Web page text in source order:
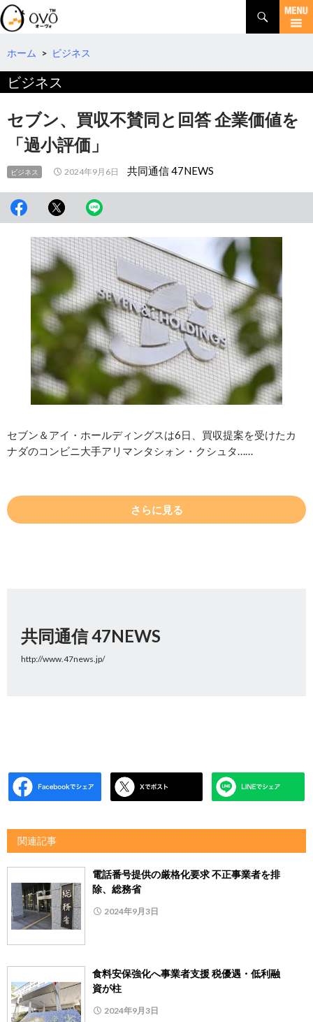
検
索
コ
テ
へ
ホーム > ビジネス
ビジネス
セブン、買収不賛同と回答 企業価値を
「過小評価」
ビジネス 2024年9月6日 共同通信 47NEWS
セブン＆アイ・ホールディングスは6日、買収提案を受けたカ
ナダのコンビニ大手アリマンタシォン・クシュタ……
さらに見る
共同通信 47NEWS
http://www.47news.jp/
関連記事
電話番号提供の厳格化要求 不正事業者を排
除、総務省
2024年9月3日
食料安保強化へ事業者支援 税優遇・低利融
資が柱
2024年9月3日